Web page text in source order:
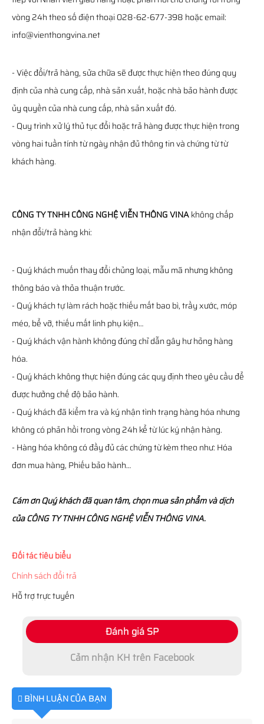
vòng 24h theo số điện thoại 028-62-677-398 hoặc email:
info@vienthongvina.net
- Việc đổi/trả hàng, sửa chữa sẽ được thực hiện theo đúng quy
định của nhà cung cấp, nhà sản xuất, hoặc nhà bảo hành được
ủy quyền của nhà cung cấp, nhà sản xuất đó.
- Quy trình xử lý thủ tục đổi hoặc trả hàng được thực hiện trong
vòng hai tuần tính từ ngày nhận đủ thông tin và chứng từ từ
khách hàng.
CÔNG TY TNHH CÔNG NGHỆ VIỄN THÔNG VINAkhông chấp
nhận đổi/trả hàng khi:
- Quý khách muốn thay đổi chủng loại, mẫu mã nhưng không
thông báo và thỏa thuận trước.
- Quý khách tự làm rách hoặc thiếu mất bao bì, trầy xước, móp
méo, bể vỡ, thiếu mất linh phụ kiện…
- Quý khách vận hành không đúng chỉ dẫn gây hư hỏng hàng
hóa.
- Quý khách không thực hiện đúng các quy định theo yêu cầu để
được hưởng chế độ bảo hành.
- Quý khách đã kiểm tra và ký nhận tình trạng hàng hóa nhưng
không có phản hồi trong vòng 24h kể từ lúc ký nhận hàng.
- Hàng hóa không có đầy đủ các chứng từ kèm theo như: Hóa
đơn mua hàng, Phiếu bảo hành…
Cám ơn Quý khách đã quan tâm, chọn mua sản phẩm và dịch
của CÔNG TY TNHH CÔNG NGHỆ VIỄN THÔNG VINA.
Đối tác tiêu biểu
Chính sách đổi trả
Hỗ trợ trực tuyến
Đánh giá SP
Cảm nhận KH trên Facebook
BÌNH LUẬN CỦA BẠN